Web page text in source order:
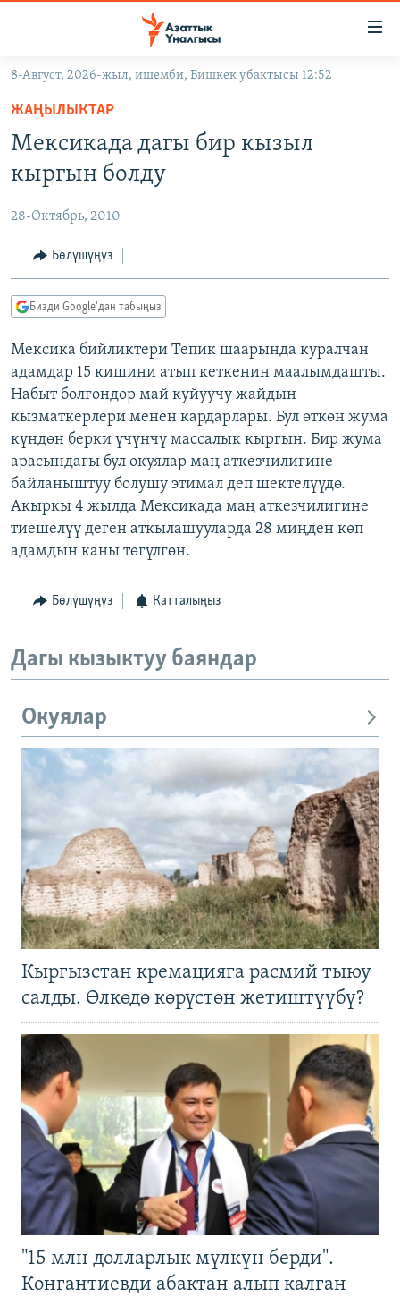
Навигацияга
өтүңүз
Издөөгө
салыңыз
ЭКОНОМИКА
МАДАНИЯТ
БОРБОР АЗИЯ
УКРАИНА
АТАЙЫН ИЛИКТӨӨ
ТВ ПРОГРАММАЛАР
ЭКСПЕРТТЕР ТАЛДАЙТ
БИЗ ЖАНА ДҮЙНӨ
ДАНИСТЕ
ЭЖЕ-СИҢДИЛЕР
АЗАТТЫК+
ЫҢГАЙСЫЗ СУРООЛОР
ӨЗГӨЧӨ ПИКИР
Русский
ОНЛАЙН ШЕРИНЕ
ЭЕ/АРнун бардык сайттары
8-Август, 2026-жыл, ишемби, Бишкек убактысы 12:52
ЖАҢЫЛЫКТАР
Мексикада дагы бир кызыл
кыргын болду
28-Октябрь, 2010
Бөлүшүңүз
Бизди Google'дан табыңыз
Мексика бийликтери Тепик шаарында куралчан
адамдар 15 кишини атып кеткенин маалымдашты.
Набыт болгондор май куйуучу жайдын
кызматкерлери менен кардарлары. Бул өткөн жума
күндөн берки үчүнчү массалык кыргын. Бир жума
арасындагы бул окуялар маң аткезчилигине
байланыштуу болушу этимал деп шектелүүдө.
Акыркы 4 жылда Мексикада маң аткезчилигине
тиешелүү деген аткылашууларда 28 миңден көп
адамдын каны төгүлгөн.
Бөлүшүңүз Катталыңыз
Дагы кызыктуу баяндар
Окуялар
Кыргызстан кремацияга расмий тыюу
салды. Өлкөдө көрүстөн жетиштүүбү?
"15 млн долларлык мүлкүн берди".
Конгантиевди абактан алып калган